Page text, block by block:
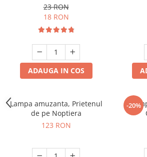
23 RON
18 RON
ADAUGA IN COS
Lampa amuzanta, Prietenul
de pe Noptiera
123 RON
-20%